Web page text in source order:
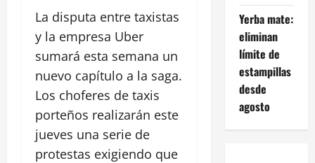
La disputa entre taxistas
y la empresa Uber
sumará esta semana un
nuevo capítulo a la saga.
Los choferes de taxis
porteños realizarán este
jueves una serie de
protestas exigiendo que
Yerba mate:
eliminan
límite de
estampillas
desde
agosto